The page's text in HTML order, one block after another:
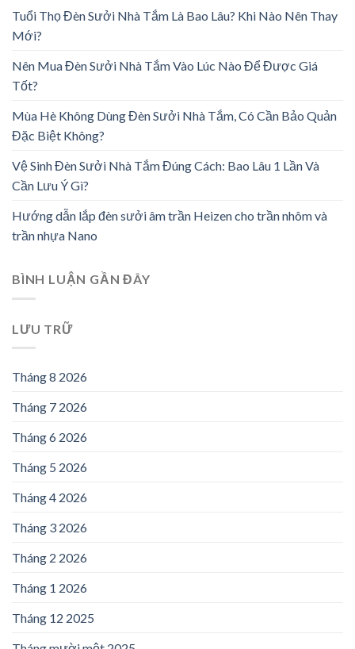
Tuổi Thọ Đèn Sưởi Nhà Tắm Là Bao Lâu? Khi Nào Nên Thay
Mới?
Nên Mua Đèn Sưởi Nhà Tắm Vào Lúc Nào Để Được Giá
Tốt?
Mùa Hè Không Dùng Đèn Sưởi Nhà Tắm, Có Cần Bảo Quản
Đặc Biệt Không?
Vệ Sinh Đèn Sưởi Nhà Tắm Đúng Cách: Bao Lâu 1 Lần Và
Cần Lưu Ý Gì?
Hướng dẫn lắp đèn sưởi âm trần Heizen cho trần nhôm và
trần nhựa Nano
BÌNH LUẬN GẦN ĐÂY
LƯU TRỮ
Tháng 8 2026
Tháng 7 2026
Tháng 6 2026
Tháng 5 2026
Tháng 4 2026
Tháng 3 2026
Tháng 2 2026
Tháng 1 2026
Tháng 12 2025